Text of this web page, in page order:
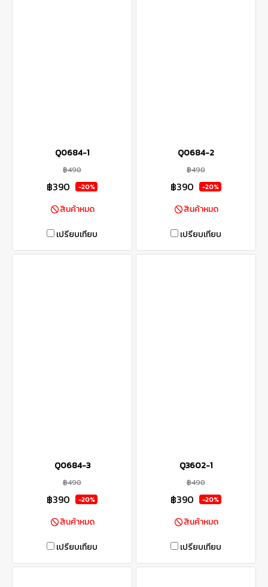
Q0684-1
฿490
฿390 -20%
สินค้าหมด
เปรียบเทียบ
Q0684-2
฿490
฿390 -20%
สินค้าหมด
เปรียบเทียบ
Q0684-3
฿490
฿390 -20%
สินค้าหมด
เปรียบเทียบ
Q3602-1
฿490
฿390 -20%
สินค้าหมด
เปรียบเทียบ